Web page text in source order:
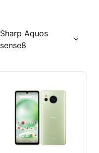
Sharp Aquos
sense8